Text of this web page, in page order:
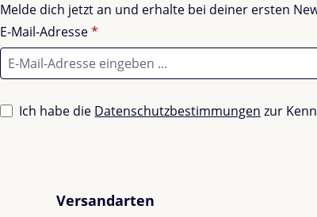
Melde dich jetzt an und erhalte bei deiner ersten
E-Mail-Adresse*
Ich habe die Datenschutzbestimmungen zur
Versandarten